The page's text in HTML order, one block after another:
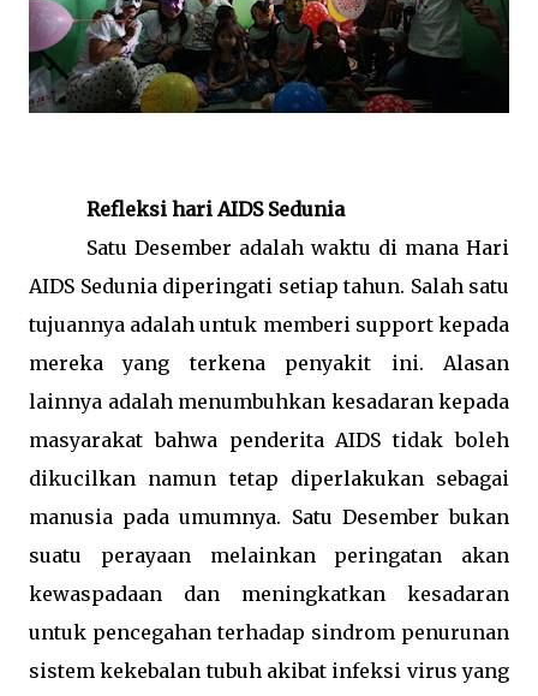
Refleksi hari AIDS Sedunia
Satu Desember adalah waktu di mana Hari
AIDS Sedunia diperingati setiap tahun. Salah satu
tujuannya adalah untuk memberi support kepada
mereka yang terkena penyakit ini. Alasan
lainnya adalah menumbuhkan kesadaran kepada
masyarakat bahwa penderita AIDS tidak boleh
dikucilkan namun tetap diperlakukan sebagai
manusia pada umumnya. Satu Desember bukan
suatu perayaan melainkan peringatan akan
kewaspadaan dan meningkatkan kesadaran
untuk pencegahan terhadap sindrom penurunan
sistem kekebalan tubuh akibat infeksi virus yang